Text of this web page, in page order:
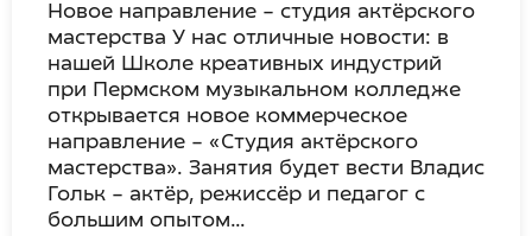
Новое направление – студия актёрского
мастерства У нас отличные новости: в
нашей Школе креативных индустрий
при Пермском музыкальном колледже
открывается новое коммерческое
направление – «Студия актёрского
мастерства». Занятия будет вести Владис
Гольк – актёр, режиссёр и педагог с
большим опытом…